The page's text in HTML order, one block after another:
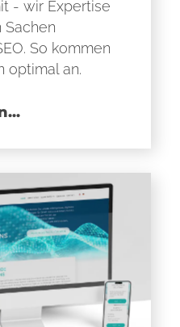
- wir Expertise
So kommen
optimal an.